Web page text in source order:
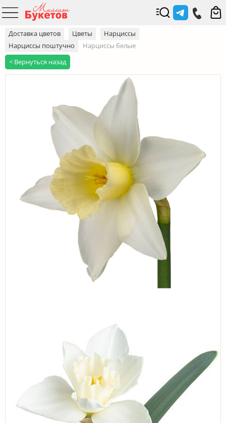
Доставка цветов Цветы
Нарциссы
Нарциссы поштучно
Нарциссы белые
< Вернуться назад